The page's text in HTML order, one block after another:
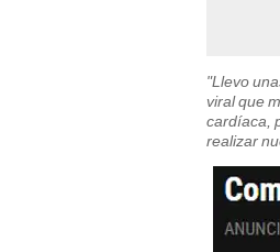
"Llevo
viral que
cardíaca,
realizar